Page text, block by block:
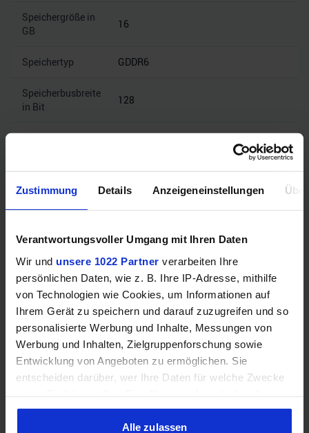
Zustimmung Details Anzeigeneinstellungen
Verantwortungsvoller Umgang mit Ihren Daten
Wir und unsere 1022 Partner verarbeiten Ihre
persönlichen Daten, wie z. B. Ihre IP-Adresse, mithilfe
von Technologien wie Cookies, um Informationen auf
Ihrem Gerät zu speichern und darauf zuzugreifen und so
personalisierte Werbung und Inhalte, Messungen von
Werbung und Inhalten, Zielgruppenforschung sowie
Entwicklung von Angeboten zu ermöglichen. Sie
entscheiden darüber, wer Ihre Daten für welche Zwecke
Cookie-Erklärung oder durch Klicken auf das Privacy
Trigger Symbol ändern oder widerrufen
Alle zulassen
Speichergröße in
GB
16
Speichertyp GDDR6
Speicherbusbreite
in Bit
128
Takt Boost (MHz) 3320
Mehr technische Daten
eine kleine Provision, ohne dass sich euer Preis erhöht.
ZUM BESTPREIS
Vergleichen
GEWINNSPIEL